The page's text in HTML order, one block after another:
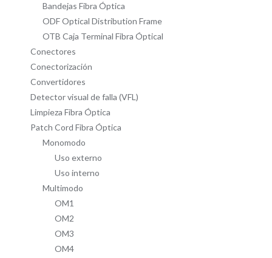
Bandejas Fibra Óptica
ODF Optical Distribution Frame
OTB Caja Terminal Fibra Óptical
Conectores
Conectorización
Convertidores
Detector visual de falla (VFL)
Limpieza Fibra Óptica
Patch Cord Fibra Óptica
Monomodo
Uso externo
Uso interno
Multimodo
OM1
OM2
OM3
OM4